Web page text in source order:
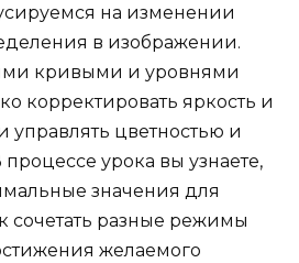
на изменении
в изображении.
кривыми и уровнями
корректировать яркость и
управлять цветностью и
урока вы узнаете,
значения для
сочетать разные режимы
желаемого